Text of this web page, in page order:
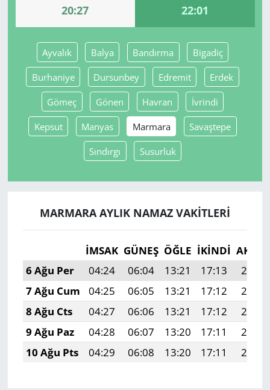
20:27 22:01
Ayvalık Balya Bandırma Bigadiç
Burhaniye Dursunbey Edremit Erdek
Gömeç Gönen Havran İvrindi
Kepsut Manyas Marmara Savaştepe
Sındırgı Susurluk
MARMARA AYLIK NAMAZ VAKITLERI
İMSAK GÜNEŞ ÖĞLE İKINDI
6 Ağu Per
04:24 06:04 13:21 17:13
20:27
7 Ağu Cum
04:25 06:05 13:21 17:12
20:26
8 Ağu Cts
04:27 06:06 13:21 17:12
20:25
9 Ağu Paz
04:28 06:07 13:20 17:11
20:24
10 Ağu Pts
04:29 06:08 13:20 17:11 20:22
Yerel